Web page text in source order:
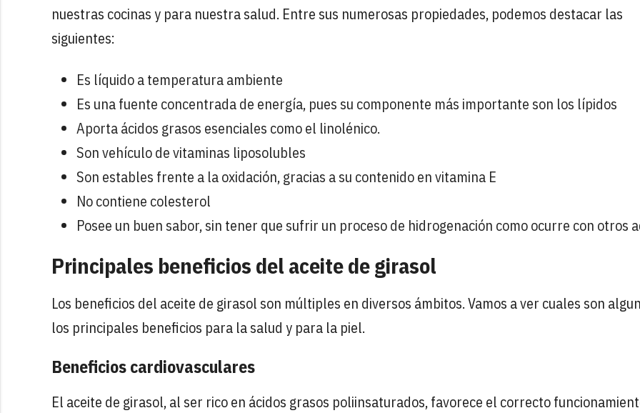
nuestras cocinas y para nuestra salud. Entre sus numerosas propiedades, podemos destacar las
siguientes:
Es líquido a temperatura ambiente
Es una fuente concentrada de energía, pues su componente más importante son los lípidos
Aporta ácidos grasos esenciales como el linolénico.
Son vehículo de vitaminas liposolubles
Son estables frente a la oxidación, gracias a su contenido en vitamina E
No contiene colesterol
Posee un buen sabor, sin tener que sufrir un proceso de hidrogenación como ocurre con otros
Principales beneficios del aceite de girasol
Los beneficios del aceite de girasol son múltiples en diversos ámbitos. Vamos a ver cuales son
los principales beneficios para la salud y para la piel.
Beneficios cardiovasculares
El aceite de girasol, al ser rico en ácidos grasos poliinsaturados, favorece el correcto